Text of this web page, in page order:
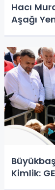
Hacı
Aşağı
Kimlik: